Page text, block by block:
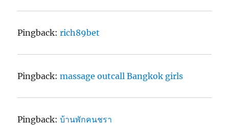
Pingback:rich89bet
Pingback:massage outcall Bangkok girls
Pingback:บ้านพักคนชรา